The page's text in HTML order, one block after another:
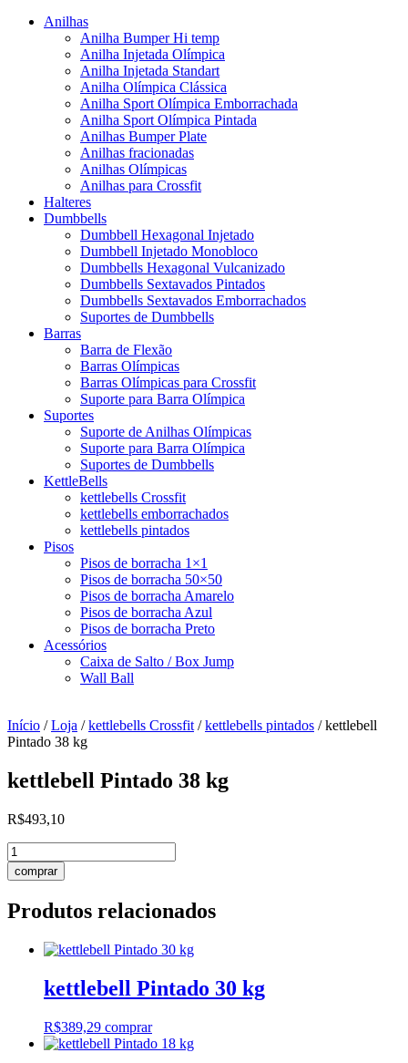
Anilhas
Anilha Bumper Hi temp
Anilha Injetada Olímpica
Anilha Injetada Standart
Anilha Olímpica Clássica
Anilha Sport Olímpica Emborrachada
Anilha Sport Olímpica Pintada
Anilhas Bumper Plate
Anilhas fracionadas
Anilhas Olímpicas
Anilhas para Crossfit
Halteres
Dumbbells
Dumbbell Hexagonal Injetado
Dumbbell Injetado Monobloco
Dumbbells Hexagonal Vulcanizado
Dumbbells Sextavados Pintados
Dumbbells Sextavados Emborrachados
Suportes de Dumbbells
Barras
Barra de Flexão
Barras Olímpicas
Barras Olímpicas para Crossfit
Suporte para Barra Olímpica
Suportes
Suporte de Anilhas Olímpicas
Suporte para Barra Olímpica
Suportes de Dumbbells
KettleBells
kettlebells Crossfit
kettlebells emborrachados
kettlebells pintados
Pisos
Pisos de borracha 1×1
Pisos de borracha 50×50
Pisos de borracha Amarelo
Pisos de borracha Azul
Pisos de borracha Preto
Acessórios
Caixa de Salto / Box Jump
Wall Ball
Início /Loja /kettlebells Crossfit /kettlebells pintados / kettlebell
Pintado 38 kg
kettlebell Pintado 38 kg
R$493,10
kettlebell
Pintado
38
quantidade
comprar
Produtos relacionados
kettlebell Pintado 30 kg
R$389,29 comprar